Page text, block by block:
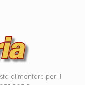
alimentare per il